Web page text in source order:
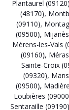
Plantaurel (09120)
(48170),
(09110),
(09500),
Mérens-les-Vals
(09160),
Sainte-Croix
(09320),
(09500),
Loubières
Sentaraille (09190)